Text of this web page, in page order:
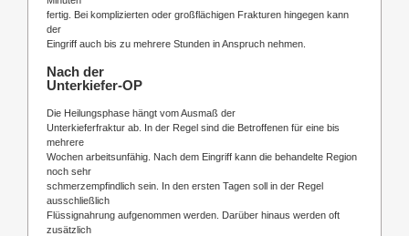
fertig. Bei komplizierten oder großflächigen Frakturen hingegen kann
der
Eingriff auch bis zu mehrere Stunden in Anspruch nehmen.
Nach der
Unterkiefer-OP
Die Heilungsphase hängt vom Ausmaß der
Unterkieferfraktur ab. In der Regel sind die Betroffenen für eine bis
mehrere
Wochen arbeitsunfähig. Nach dem Eingriff kann die behandelte Region
noch sehr
schmerzempfindlich sein. In den ersten Tagen soll in der Regel
ausschließlich
Flüssignahrung aufgenommen werden. Darüber hinaus werden oft
zusätzlich